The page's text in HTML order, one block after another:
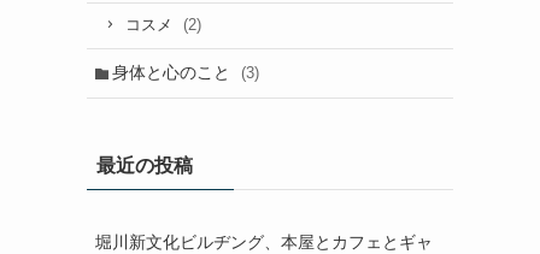
コスメ (2)
身体と心のこと (3)
最近の投稿
堀川新文化ビルヂング、本屋とカフェとギャ